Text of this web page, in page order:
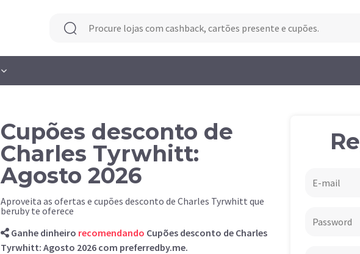
Cupões desconto de
Charles Tyrwhitt:
Agosto 2026
Aproveita as ofertas e cupões desconto de Charles Tyrwhitt que
beruby te oferece
Ganhe dinheiro recomendando Cupões desconto de Charles
Tyrwhitt: Agosto 2026 com preferredby.me.